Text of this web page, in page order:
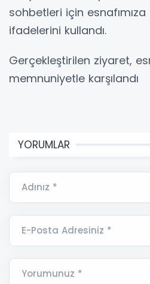
sohbetleri için
ifadelerini kullandı.
Gerçekleştirilen ziyaret,
memnuniyetle karşılandı
YORUMLAR
Adınız *
E-Posta Adresiniz *
Yorumunuz *